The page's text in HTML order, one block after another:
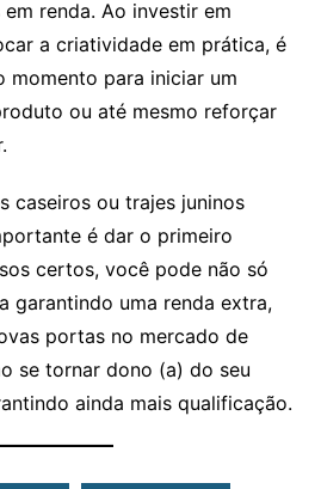
renda. Ao investir em
a criatividade em prática, é
momento para iniciar um
ou até mesmo reforçar
caseiros ou trajes juninos
é dar o primeiro
certos, você pode não só
garantindo uma renda extra,
portas no mercado de
se tornar dono (a) do seu
ainda mais qualificação.